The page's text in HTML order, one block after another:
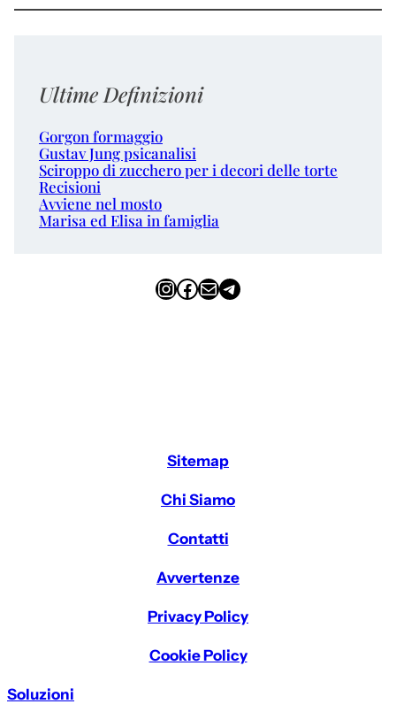
Ultime Definizioni
Gorgon formaggio
Gustav Jung psicanalisi
Sciroppo di zucchero per i decori delle torte
Recisioni
Avviene nel mosto
Marisa ed Elisa in famiglia
InstagramFacebook Email Telegram
Sitemap
Chi Siamo
Contatti
Avvertenze
Privacy Policy
Cookie Policy
Soluzioni